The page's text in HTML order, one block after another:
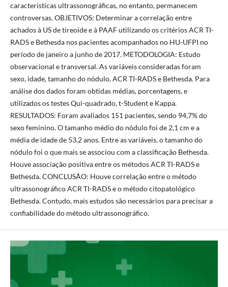
características ultrassonográficas, no entanto, permanecem
controversas. OBJETIVOS: Determinar a correlação entre
achados à US de tireoide e à PAAF utilizando os critérios ACR TI-
RADS e Bethesda nos pacientes acompanhados no HU-UFPI no
período de janeiro a junho de 2017. METODOLOGIA: Estudo
observacional e transversal. As variáveis consideradas foram
sexo, idade, tamanho do nódulo, ACR TI-RADS e Bethesda. Para
análise dos dados foram obtidas médias, porcentagens, e
utilizados os testes Qui-quadrado, t-Student e Kappa.
RESULTADOS: Foram avaliados 151 pacientes, sendo 94,7% do
sexo feminino. O tamanho médio do nódulo foi de 2,1 cm e a
média de idade de 53,2 anos. Entre as variáveis, o tamanho do
nódulo foi o que mais se associou com a classificação Bethesda.
Houve associação positiva entre os métodos ACR TI-RADS e
Bethesda. CONCLUSÃO: Houve correlação entre o método
ultrassonográfico ACR TI-RADS e o método citopatológico
Bethesda. Contudo, mais estudos são necessários para precisar a
confiabilidade do método ultrassonográfico.